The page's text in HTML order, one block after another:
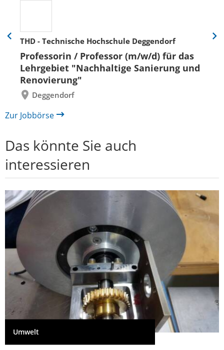
THD - Technische Hochschule Deggendorf
Professorin / Professor (m/w/d) für das
Lehrgebiet "Nachhaltige Sanierung und
Renovierung"
Deggendorf
Eine
zurück
Eine
Zur Jobbörse
Das könnte Sie auch
interessieren
Umwelt